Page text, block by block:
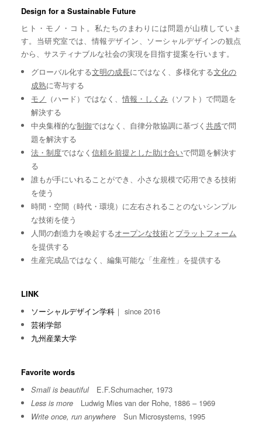
Design for a Sustainable Future
ヒト・モノ・コト。私たちのまわりには問題が山積していま
す。当研究室では、情報デザイン、ソーシャルデザインの観点
から、サスティナブルな社会の実現を目指す提案を行います。
グローバル化する文明の成長にではなく、多様化する文化の
成熟に寄与する
モノ （ハード）ではなく、情報・しくみ （ソフト）で問題を
解決する
中央集権的な制御ではなく、自律分散協調に基づく共感で問
題を解決する
法・制度ではなく信頼を前提とした助け合いで問題を解決す
る
誰もが手にいれることができ、小さな規模で応用できる技術
を使う
時間・空間（時代・環境）に左右されることのないシンプル
な技術を使う
人間の創造力を喚起するオープンな技術と プラットフォーム
を提供する
生産完成品ではなく、編集可能な「生産性」を提供する
LINK
ソーシャルデザイン学科 ｜ since 2016
芸術学部
九州産業大学
Favorite words
Small is beautifulE.F.Schumacher, 1973
Less is more Ludwig Mies van der Rohe, 1886 – 1969
Write once, run anywhere Sun Microsystems, 1995